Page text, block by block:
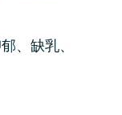
、缺乳、